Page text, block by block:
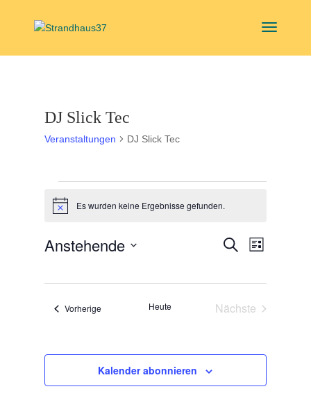
DJ Slick Tec
Veranstaltungen DJ Slick Tec
HinweisEs wurden keine Ergebnisse gefunden.
und
Navigation
Suche
Liste
Anstehende
Vorherige Veranstaltungen
Heute
Nächste
Kalender abonnieren